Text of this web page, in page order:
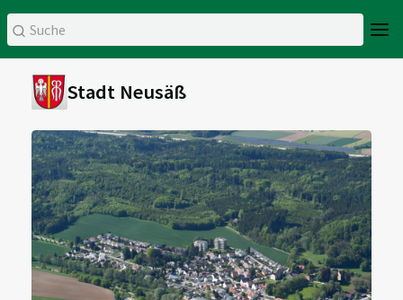
Stadt Neusäß